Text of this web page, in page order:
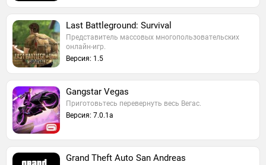
Last Battleground: Survival
Представитель массовых многопользовательских
онлайн-игр.
Версия: 1.5
Gangstar Vegas
Приготовьтесь перевернуть весь Вегас.
Версия: 7.0.1a
Grand Theft Auto San Andreas